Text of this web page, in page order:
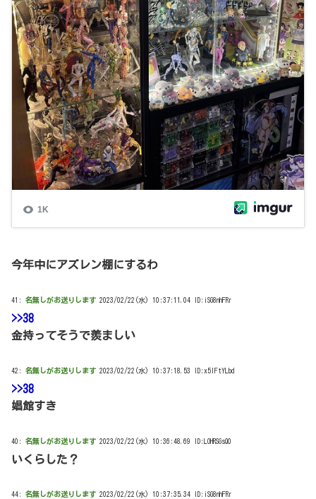
今年中にアズレン棚にするわ
41: 名無しがお送りします 2023/02/22(水) 10:37:11.04 ID:iSG8nhFRr
>>38
金持ってそうで羨ましい
42: 名無しがお送りします 2023/02/22(水) 10:37:18.53 ID:x5lFtYLbd
>>38
娼館すき
40: 名無しがお送りします 2023/02/22(水) 10:36:48.69 ID:LOHRSGsQ0
いくらした？
44: 名無しがお送りします 2023/02/22(水) 10:37:35.34 ID:iSG8nhFRr